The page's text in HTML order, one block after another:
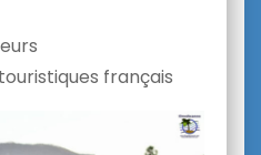
français